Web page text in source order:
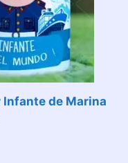
Infante de Marina